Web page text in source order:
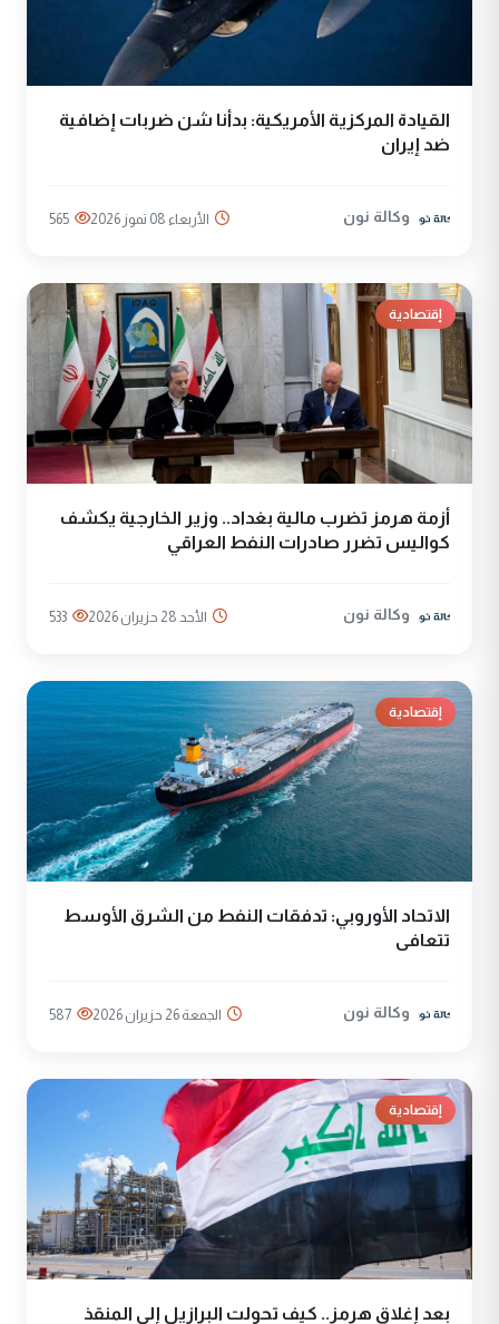
القيادة المركزية الأمريكية: بدأنا شن ضربات إضافية
ضد إيران
وكالة نون الأربعاء 08 تموز 2026 565
إقتصادية
أزمة هرمز تضرب مالية بغداد.. وزير الخارجية يكشف
كواليس تضرر صادرات النفط العراقي
وكالة نون الأحد 28 حزيران 2026 533
إقتصادية
الاتحاد الأوروبي: تدفقات النفط من الشرق الأوسط
تتعافى
وكالة نون الجمعة 26 حزيران 2026 587
إقتصادية
بعد إغلاق هرمز.. كيف تحولت البرازيل إلى المنقذ